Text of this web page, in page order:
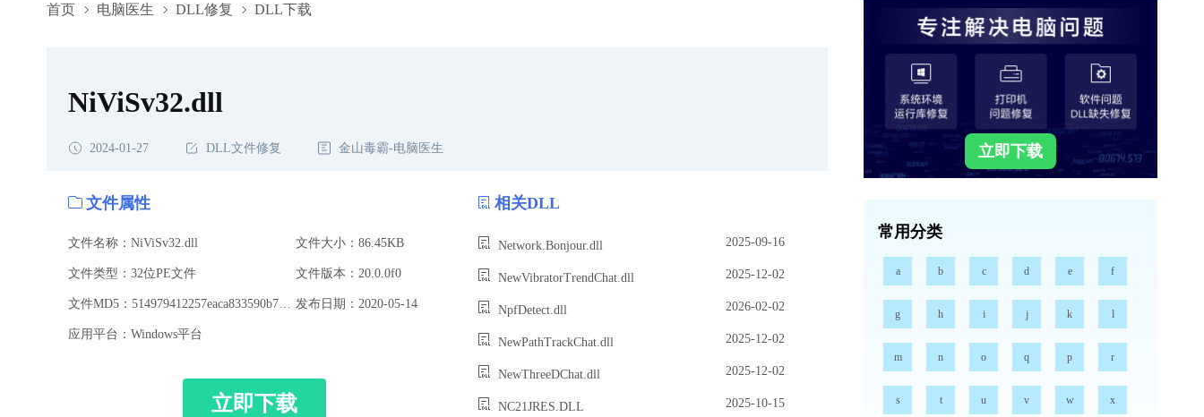
首页 电脑医生 DLL修复 DLL下载
NiViSv32.dll,NiViSv32.dll下载,NiViSv32.dll修复
NiViSv32.dll
2024-01-27 DLL文件修复 金山毒霸-电脑医生
文件属性
文件名称：NiViSv32.dll 文件大小：86.45KB
文件类型：32位PE文件 文件版本：20.0.0f0
发布日期：2020-05-14
应用平台：Windows平台
立即下载
相关DLL
Network.Bonjour.dll 2025-09-16
NewVibratorTrendChat.dll 2025-12-02
NpfDetect.dll 2026-02-02
NewPathTrackChat.dll 2025-12-02
NewThreeDChat.dll 2025-12-02
NC21JRES.DLL 2025-10-15
立即下载
常用分类
a b c d e f
g h i j k l
m n o q p r
s t u v w x